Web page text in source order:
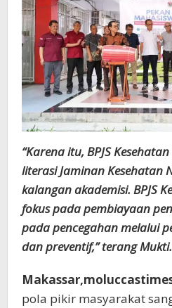
“Karena itu, BPJS
literasi Jaminan Kesehatan
kalangan akademisi. BPJS
fokus pada pembiayaan
pada pencegahan melalui
dan preventif,” terang Mukti.
pola pikir masyarakat